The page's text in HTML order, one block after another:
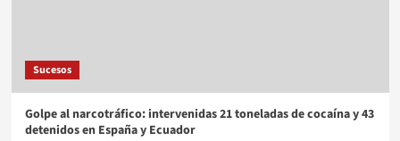
Sucesos
Golpe al narcotráfico: intervenidas 21 toneladas de cocaína y 43
detenidos en España y Ecuador